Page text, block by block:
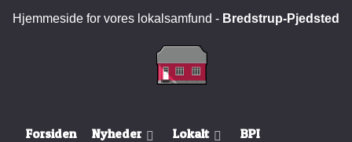
Hjemmeside for vores lokalsamfund - Bredstrup-Pjedsted
Forsiden Nyheder Lokalt BPI